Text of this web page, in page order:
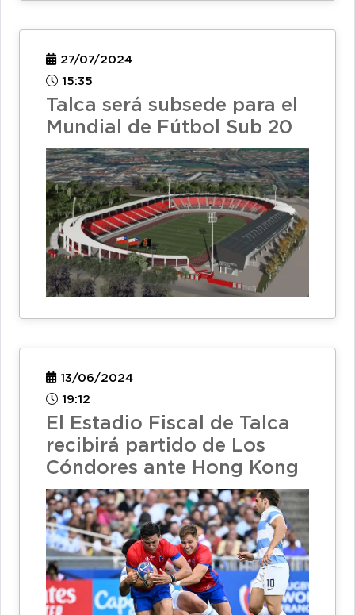
27/07/2024
15:35
Talca será subsede para el
Mundial de Fútbol Sub 20
13/06/2024
19:12
El Estadio Fiscal de Talca
recibirá partido de Los
Cóndores ante Hong Kong